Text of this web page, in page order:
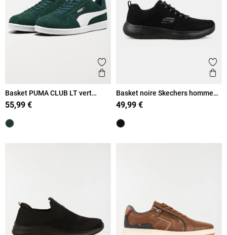
Ajouter aux favoris
Aperçu rapide
Basket PUMA CLUB LT vert
homme (41-46)
55,99 €
Basket noire Skechers homme
(41-46)
49,99 €